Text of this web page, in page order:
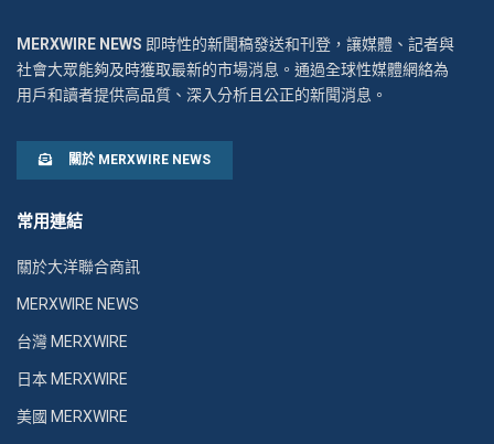
MERXWIRE NEWS 即時性的新聞稿發送和刊登，讓媒體、記者與
社會大眾能夠及時獲取最新的市場消息。通過全球性媒體網絡為
用戶和讀者提供高品質、深入分析且公正的新聞消息。
關於 MERXWIRE NEWS
常用連結
關於大洋聯合商訊
MERXWIRE NEWS
台灣 MERXWIRE
日本 MERXWIRE
美國 MERXWIRE